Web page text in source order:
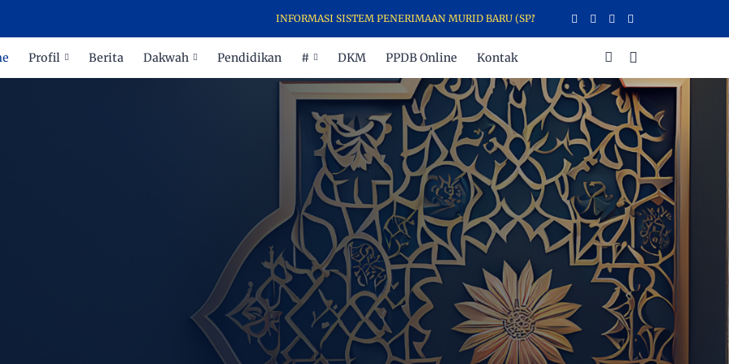
INFORMASI SISTEM PENERIMAAN MURID BARU (SPMB) LEMBAGA PENDIDIKAN INTEGRAL (LPIH)
Profil Berita Dakwah Pendidikan # DKM PPDB Online Kontak